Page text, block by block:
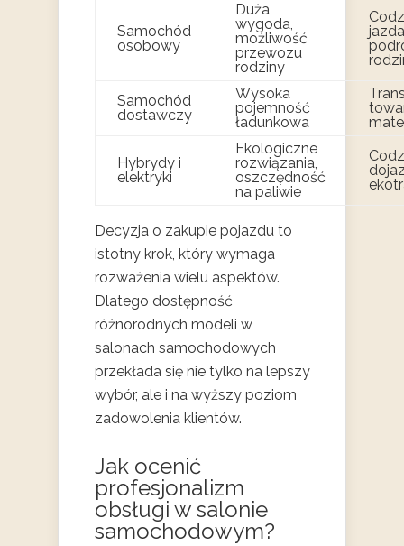
Samochód
osobowy
Duża
wygoda,
możliwość
przewozu
rodziny
Samochód
dostawczy
Wysoka
pojemność
ładunkowa
Hybrydy i
elektryki
Ekologiczne
rozwiązania,
oszczędność
na paliwie
Decyzja o zakupie pojazdu to
istotny krok, który wymaga
rozważenia wielu aspektów.
Dlatego dostępność
różnorodnych modeli w
salonach samochodowych
przekłada się nie tylko na lepszy
wybór, ale i na wyższy poziom
zadowolenia klientów.
Jak ocenić
profesjonalizm
obsługi w salonie
samochodowym?